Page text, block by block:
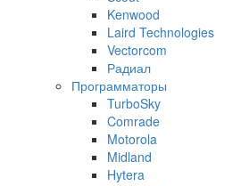
Kenwood
Laird Technologies
Vectorcom
Радиал
Программаторы
TurboSky
Comrade
Motorola
Midland
Hytera